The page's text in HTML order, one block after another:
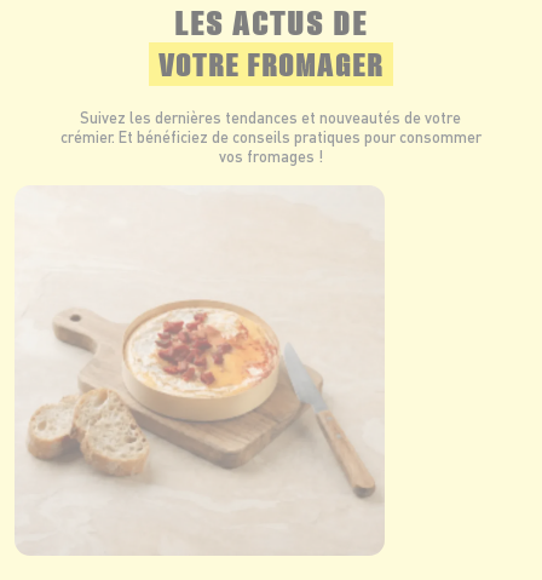
LES ACTUS DE
VOTRE FROMAGER
Suivez les dernières tendances et nouveautés de votre
crémier. Et bénéficiez de conseils pratiques pour consommer
vos fromages !